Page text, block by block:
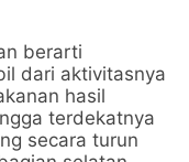
berarti
dari aktivitasnya
hasil
terdekatnya
secara turun